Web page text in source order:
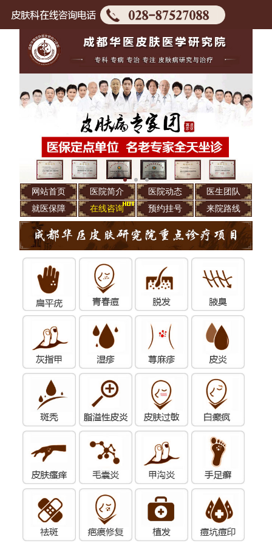
网站首页 医院简介 医院动态
医生团队
就医保障
在线咨询 预约挂号 来院路线